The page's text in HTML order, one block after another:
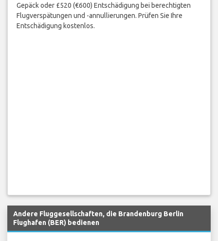
Gepäck oder £520 (€600) Entschädigung bei berechtigten
Flugverspätungen und -annullierungen. Prüfen Sie Ihre
Entschädigung kostenlos.
Andere Fluggesellschaften, die Brandenburg Berlin
Flughafen (BER) bedienen